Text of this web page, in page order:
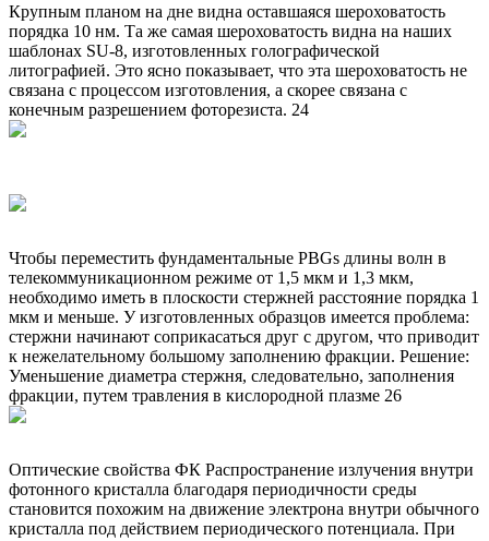
Крупным планом на дне видна оставшаяся шероховатость
порядка 10 нм. Та же самая шероховатость видна на наших
шаблонах SU-8, изготовленных голографической
литографией. Это ясно показывает, что эта шероховатость не
связана с процессом изготовления, а скорее связана с
конечным разрешением фоторезиста. 24
Чтобы переместить фундаментальные PBGs длины волн в
телекоммуникационном режиме от 1,5 мкм и 1,3 мкм,
необходимо иметь в плоскости стержней расстояние порядка 1
мкм и меньше. У изготовленных образцов имеется проблема:
стержни начинают соприкасаться друг с другом, что приводит
к нежелательному большому заполнению фракции. Решение:
Уменьшение диаметра стержня, следовательно, заполнения
фракции, путем травления в кислородной плазме 26
Оптические свойства ФК Распространение излучения внутри
фотонного кристалла благодаря периодичности среды
становится похожим на движение электрона внутри обычного
кристалла под действием периодического потенциала. При